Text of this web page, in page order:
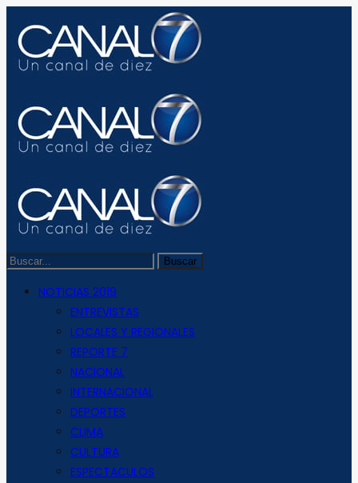
NOTICIAS 2019
ENTREVISTAS
LOCALES Y REGIONALES
REPORTE 7
NACIONAL
INTERNACIONAL
DEPORTES
CLIMA
CULTURA
ESPECTACULOS